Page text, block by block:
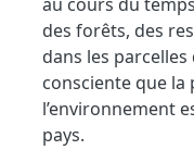
au cours du
des forêts, des
dans les
consciente que
l’environnement
pays.